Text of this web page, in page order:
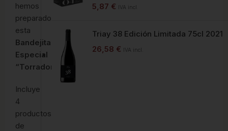
hemos
preparado
esta
Bandejita
Especial
“Torradora”.
Incluye
4
productos
de
5,87 € IVA incl.
Triay 38 Edición Limitada 75cl 2021
26,58 € IVA incl.